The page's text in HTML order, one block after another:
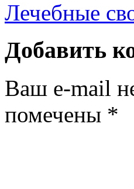
Лечебные
Добавить
Ваш e-mail
помечены *